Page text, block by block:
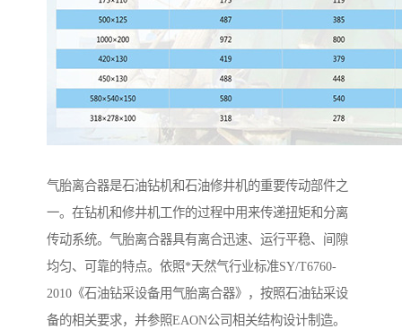
气胎离合器是石油钻机和石油修井机的重要传动部件之
一。在钻机和修井机工作的过程中用来传递扭矩和分离
传动系统。气胎离合器具有离合迅速、运行平稳、间隙
均匀、可靠的特点。依照*天然气行业标准SY/T6760-
2010《石油钻采设备用气胎离合器》，按照石油钻采设
备的相关要求，并参照EAON公司相关结构设计制造。